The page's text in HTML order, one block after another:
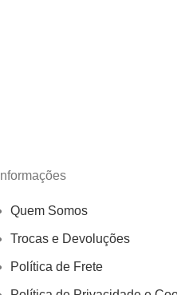
Informações
Quem Somos
Trocas e Devoluções
Política de Frete